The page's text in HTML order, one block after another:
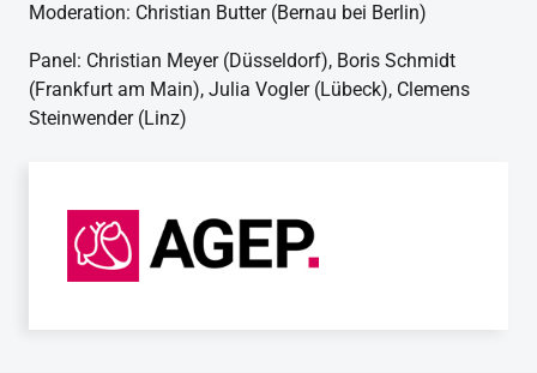
Moderation: Christian Butter (Bernau bei Berlin)
Panel: Christian Meyer (Düsseldorf), Boris Schmidt
(Frankfurt am Main), Julia Vogler (Lübeck), Clemens
Steinwender (Linz)